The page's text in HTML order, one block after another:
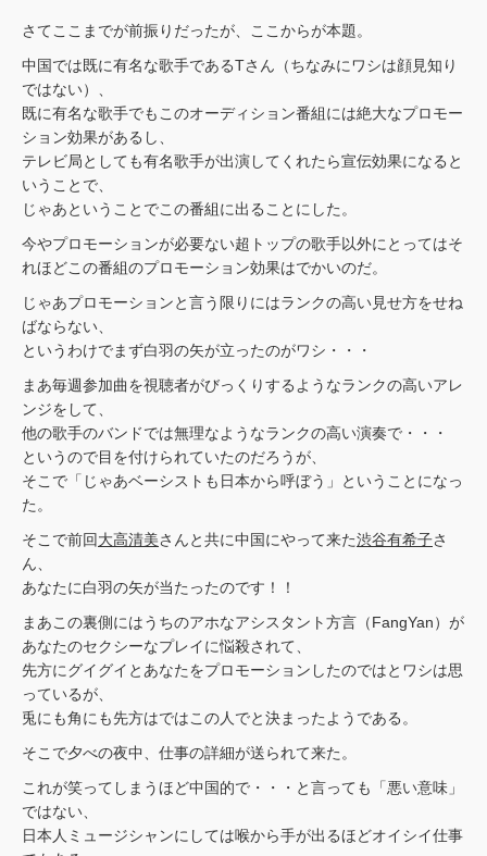
さてここまでが前振りだったが、ここからが本題。
中国では既に有名な歌手であるTさん（ちなみにワシは顔見知り
ではない）、
既に有名な歌手でもこのオーディション番組には絶大なプロモー
ション効果があるし、
テレビ局としても有名歌手が出演してくれたら宣伝効果になると
いうことで、
じゃあということでこの番組に出ることにした。
今やプロモーションが必要ない超トップの歌手以外にとってはそ
れほどこの番組のプロモーション効果はでかいのだ。
じゃあプロモーションと言う限りにはランクの高い見せ方をせね
ばならない、
というわけでまず白羽の矢が立ったのがワシ・・・
まあ毎週参加曲を視聴者がびっくりするようなランクの高いアレ
ンジをして、
他の歌手のバンドでは無理なようなランクの高い演奏で・・・
というので目を付けられていたのだろうが、
そこで「じゃあベーシストも日本から呼ぼう」ということになっ
た。
そこで前回大高清美さんと共に中国にやって来た渋谷有希子さ
ん、
あなたに白羽の矢が当たったのです！！
まあこの裏側にはうちのアホなアシスタント方言（FangYan）が
あなたのセクシーなプレイに悩殺されて、
先方にグイグイとあなたをプロモーションしたのではとワシは思
っているが、
兎にも角にも先方はではこの人でと決まったようである。
そこで夕べの夜中、仕事の詳細が送られて来た。
これが笑ってしまうほど中国的で・・・と言っても「悪い意味」
ではない、
日本人ミュージシャンにしては喉から手が出るほどオイシイ仕事